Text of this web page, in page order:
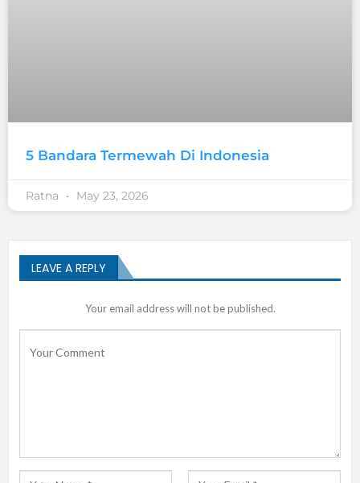
5 Bandara Termewah Di Indonesia
Ratna May 23, 2026
LEAVE A REPLY
Your email address will not be published.